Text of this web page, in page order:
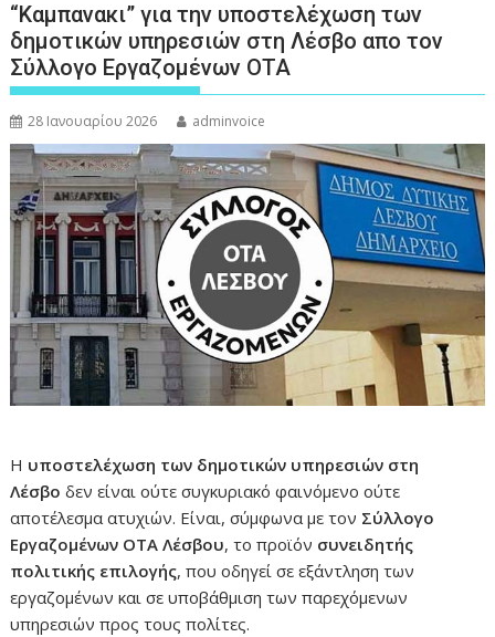
“Καμπανακι” για την υποστελέχωση των
δημοτικών υπηρεσιών στη Λέσβο απο τον
Σύλλογο Εργαζομένων ΟΤΑ
28 Ιανουαρίου 2026 adminvoice
Η υποστελέχωση των δημοτικών υπηρεσιών στη
Λέσβο δεν είναι ούτε συγκυριακό φαινόμενο ούτε
αποτέλεσμα ατυχιών. Είναι, σύμφωνα με τον Σύλλογο
Εργαζομένων ΟΤΑ Λέσβου, το προϊόν συνειδητής
πολιτικής επιλογής, που οδηγεί σε εξάντληση των
εργαζομένων και σε υποβάθμιση των παρεχόμενων
υπηρεσιών προς τους πολίτες.